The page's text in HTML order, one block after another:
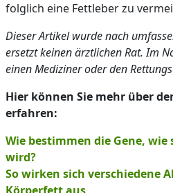
folglich eine Fettleber zu
Dieser Artikel wurde nach
ersetzt keinen ärztlichen Rat. Im
einen Mediziner oder den
Hier können Sie mehr über
erfahren:
Wie bestimmen die Gene,
wird?
So wirken sich verschiedene